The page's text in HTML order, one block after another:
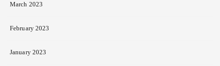
March 2023
February 2023
January 2023